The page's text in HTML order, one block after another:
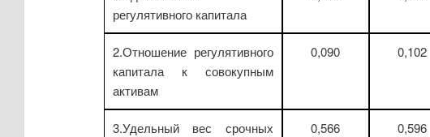
регулятивного капитала
2.Отношение регулятивного
капитала к совокупным
активам
0,090 0,102
3.Удельный вес срочных
0,566 0,596